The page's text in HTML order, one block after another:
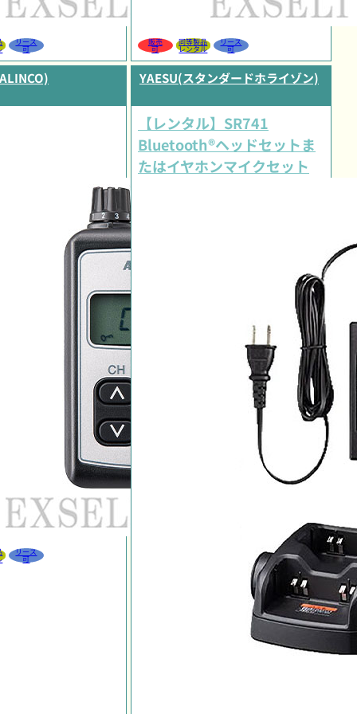
リース
可
販売
可
同等製品
レンタル
リース
可
リース
可
YAESU(スタンダードホライゾン)
【レンタル】SR741
Bluetooth®ヘッドセットま
たはイヤホンマイクセット